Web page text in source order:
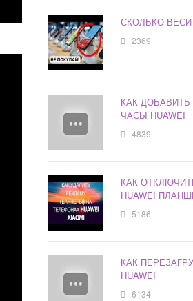
СКОЛЬКО
2369
КАК
ЧАСЫ HUAWEI
4839
КАК
HUAWEI
5186
КАК
HUAWEI
6134